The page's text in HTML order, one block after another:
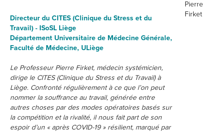
Directeur du CITES (Clinique du Stress et du
Travail) - ISoSL Liège
Département Universitaire de Médecine Générale,
Faculté de Médecine, ULiège
Le Professeur Pierre Firket, médecin systémicien,
dirige le CITES (Clinique du Stress et du Travail) à
Liège. Confronté régulièrement à ce que l’on peut
nommer la souffrance au travail, générée entre
autres choses par des modes opératoires basés sur
la compétition et la rivalité, il nous fait part de son
espoir d’un « après COVID-19 » résilient, marqué par